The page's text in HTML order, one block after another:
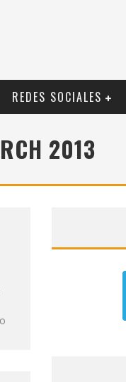
REDES SOCIALES
2013